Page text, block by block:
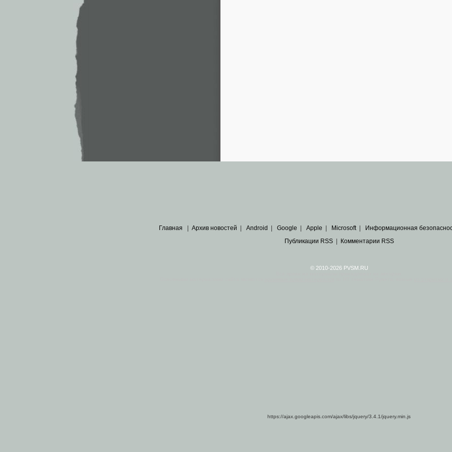
Главная Архив новостей Android Google Apple Microsoft| Информационная
Публикации RSS| Комментарии RSS
© 2010-2026 PVSM.RU
https://ajax.googleapis.com/ajax/libs/jquery/3.4.1/jquery.min.js